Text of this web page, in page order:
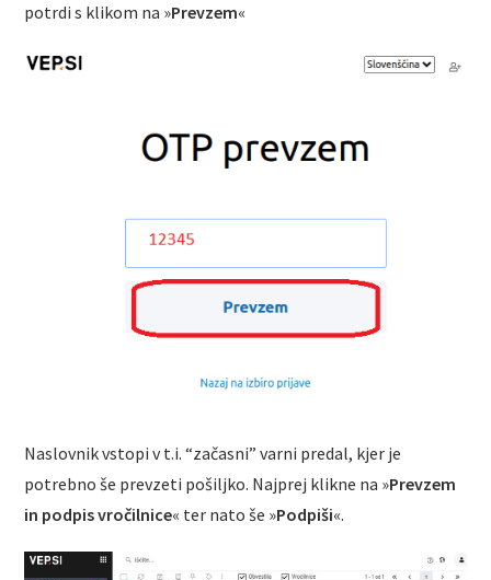
potrdi s klikom na »Prevzem«
Naslovnik vstopi v t.i. “začasni” varni predal, kjer je
potrebno še prevzeti pošiljko. Najprej klikne na »Prevzem
in podpis vročilnice« ter nato še »Podpiši«.